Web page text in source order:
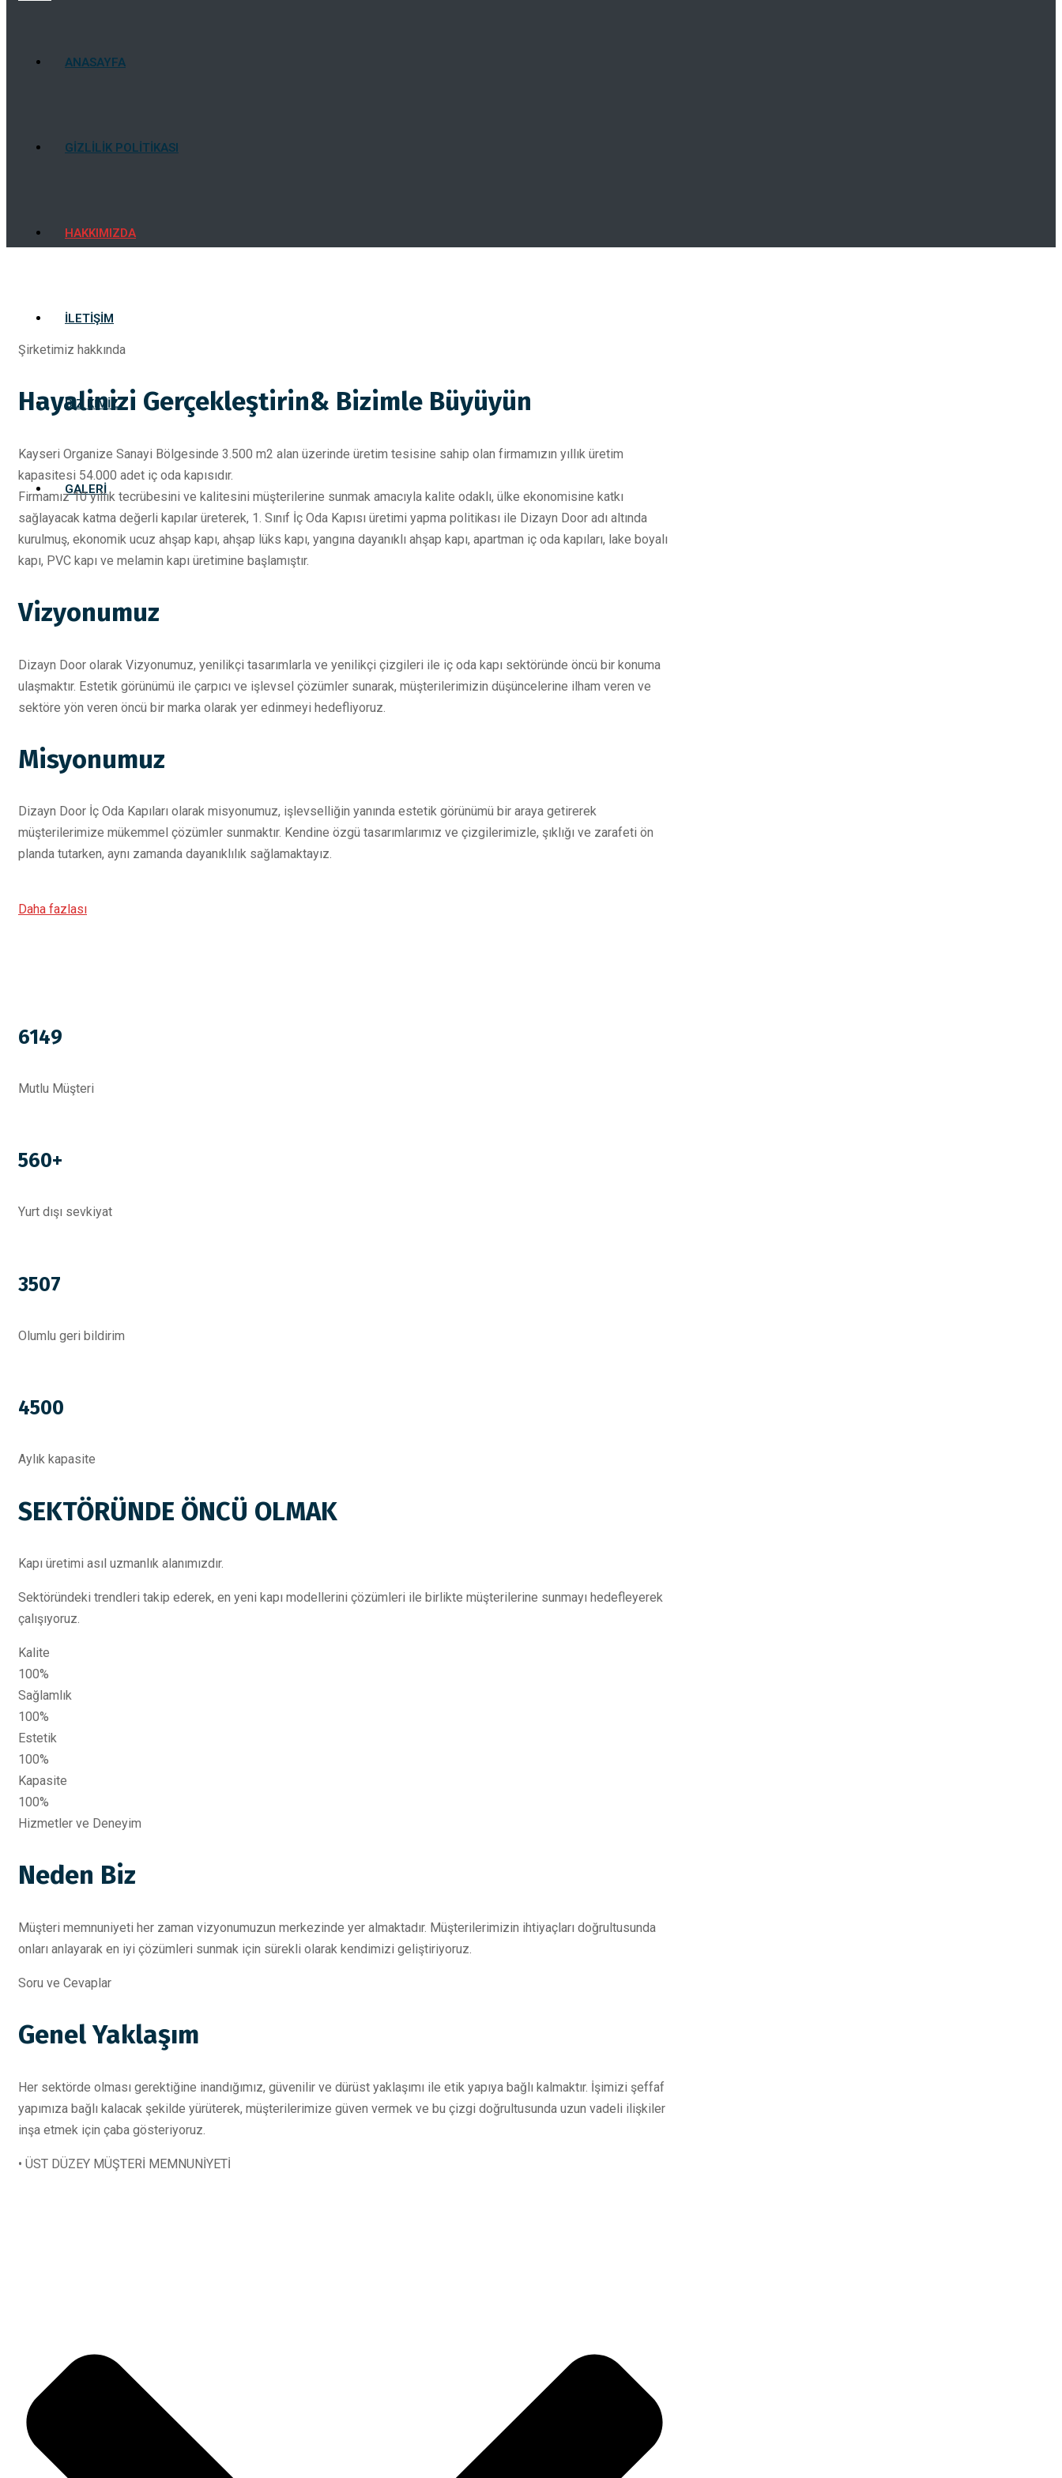
ANASAYFA
GIZLILIK POLITIKASI
HAKKIMIZDA
İLETIŞIM
BIZ KIMIZ
GALERI
Şirketimiz hakkında
Hayalinizi Gerçekleştirin& Bizimle Büyüyün
Kayseri Organize Sanayi Bölgesinde 3.500 m2 alan üzerinde üretim tesisine sahip olan firmamızın yıllık üretim
kapasitesi 54.000 adet iç oda kapısıdır.
Firmamız 10 yıllık tecrübesini ve kalitesini müşterilerine sunmak amacıyla kalite odaklı, ülke ekonomisine katkı
sağlayacak katma değerli kapılar üreterek, 1. Sınıf İç Oda Kapısı üretimi yapma politikası ile Dizayn Door adı altında
kurulmuş, ekonomik ucuz ahşap kapı, ahşap lüks kapı, yangına dayanıklı ahşap kapı, apartman iç oda kapıları, lake boyalı
kapı, PVC kapı ve melamin kapı üretimine başlamıştır.
Vizyonumuz
Dizayn Door olarak Vizyonumuz, yenilikçi tasarımlarla ve yenilikçi çizgileri ile iç oda kapı sektöründe öncü bir konuma
ulaşmaktır. Estetik görünümü ile çarpıcı ve işlevsel çözümler sunarak, müşterilerimizin düşüncelerine ilham veren ve
sektöre yön veren öncü bir marka olarak yer edinmeyi hedefliyoruz.
Misyonumuz
Dizayn Door İç Oda Kapıları olarak misyonumuz, işlevselliğin yanında estetik görünümü bir araya getirerek
müşterilerimize mükemmel çözümler sunmaktır. Kendine özgü tasarımlarımız ve çizgilerimizle, şıklığı ve zarafeti ön
planda tutarken, aynı zamanda dayanıklılık sağlamaktayız.
Daha fazlası
6149
Mutlu Müşteri
560+
Yurt dışı sevkiyat
3507
Olumlu geri bildirim
4500
Aylık kapasite
SEKTÖRÜNDE ÖNCÜ OLMAK
Kapı üretimi asıl uzmanlık alanımızdır.
Sektöründeki trendleri takip ederek, en yeni kapı modellerini çözümleri ile birlikte müşterilerine sunmayı hedefleyerek
çalışıyoruz.
Kalite
100%
Sağlamlık
100%
Estetik
100%
Kapasite
100%
Hizmetler ve Deneyim
Neden Biz
Müşteri memnuniyeti her zaman vizyonumuzun merkezinde yer almaktadır. Müşterilerimizin ihtiyaçları doğrultusunda
onları anlayarak en iyi çözümleri sunmak için sürekli olarak kendimizi geliştiriyoruz.
Soru ve Cevaplar
Genel Yaklaşım
Her sektörde olması gerektiğine inandığımız, güvenilir ve dürüst yaklaşımı ile etik yapıya bağlı kalmaktır. İşimizi şeffaf
yapımıza bağlı kalacak şekilde yürüterek, müşterilerimize güven vermek ve bu çizgi doğrultusunda uzun vadeli ilişkiler
inşa etmek için çaba gösteriyoruz.
• ÜST DÜZEY MÜŞTERİ MEMNUNİYETİ